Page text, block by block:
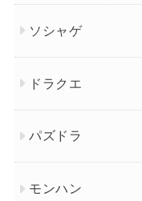
ソシャゲ
ドラクエ
パズドラ
モンハン